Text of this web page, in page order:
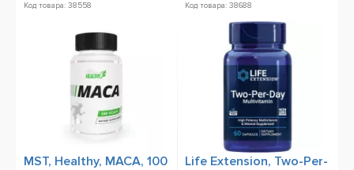
Код товара: 38558
MST, Healthy, MACA, 100
Код товара: 38688
Life Extension, Two-Per-